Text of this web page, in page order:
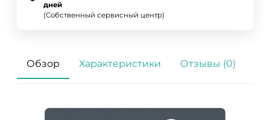
дней
(Собственный сервисный центр)
Обзор Характеристики Отзывы (0)